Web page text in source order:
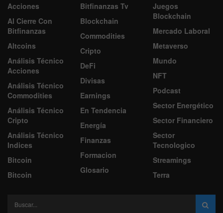
Acciones
Al Cierre Con
Bitfinanzas
Altcoins
Análisis Técnico
Acciones
Análisis Técnico
Commodities
Análisis Técnico
Cripto
Análisis Técnico
Indices
Bitcoin
Bitcoin
Bitfinanzas Tv
Blockchain
Commodities
Cripto
DeFi
Divisas
Earnings
En Tendencia
Energía
Finanzas
Formacion
Glosario
Juegos
Blockchain
Mercado Laboral
Metaverso
Mundo
NFT
Podcast
Sector Energético
Sector Financiero
Sector
Tecnologico
Streamings
Terra